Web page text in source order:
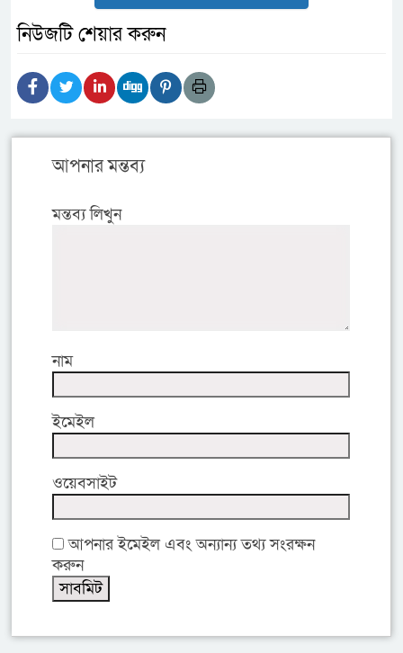
নিউজটি শেয়ার করুন
আপনার মন্তব্য
মন্তব্য লিখুন
নাম
ইমেইল
ওয়েবসাইট
আপনার ইমেইল এবং অন্যান্য তথ্য সংরক্ষন
করুন